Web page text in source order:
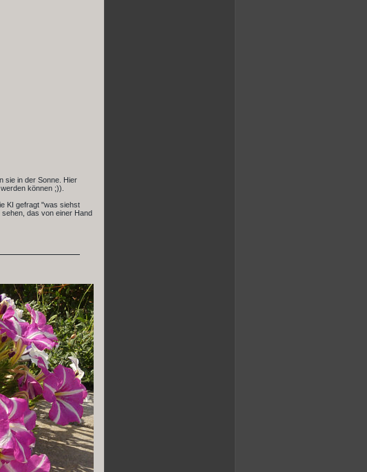
sie in der Sonne. Hier
können ;)).
KI gefragt "was siehst
das von einer Hand